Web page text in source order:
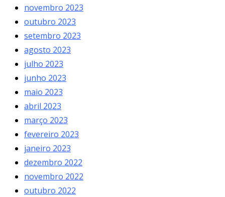
novembro 2023
outubro 2023
setembro 2023
agosto 2023
julho 2023
junho 2023
maio 2023
abril 2023
março 2023
fevereiro 2023
janeiro 2023
dezembro 2022
novembro 2022
outubro 2022